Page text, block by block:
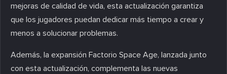
mejoras de calidad de vida, esta actualización garantiza
que los jugadores puedan dedicar más tiempo a crear y
menos a solucionar problemas.
Además, la expansión Factorio Space Age, lanzada junto
con esta actualización, complementa las nuevas